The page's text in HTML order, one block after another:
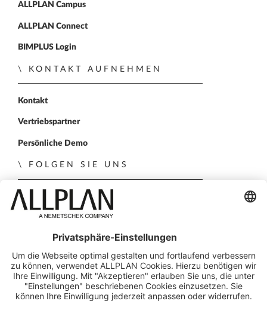
ALLPLAN Campus
ALLPLAN Connect
BIMPLUS Login
KONTAKT AUFNEHMEN
Kontakt
Vertriebspartner
Persönliche Demo
FOLGEN SIE UNS
ALLPLAN auf LinkedIn
ALLPLAN auf Xing
ALLPLAN auf Facebook
ALLPLAN auf YouTube
© ALLPLAN Deutschland GmbH
ALLPLAN ist Teil der Nemetschek Group